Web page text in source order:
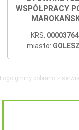
WSPÓŁPRACY
KRS:
miasto:
Logo gminy pobrano z